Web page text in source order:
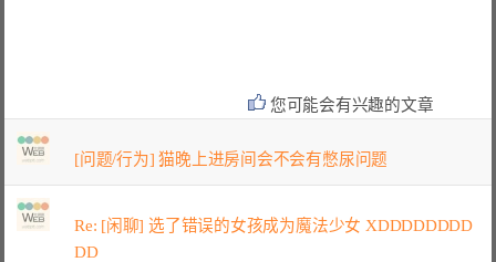
您可能会有兴趣的文章
[问题/行为] 猫晚上进房间会不会有憋尿问题
Re: [闲聊] 选了错误的女孩成为魔法少女 XDDDDDDDD
DD